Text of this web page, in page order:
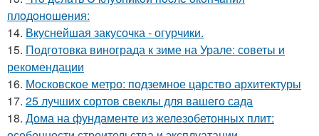
плoдoнoшeния:
14. Вкуснейшая закусочка - огурчики.
15. Подготовка винограда к зиме на Урале: советы и
рекомендации
16. Московское метро: подземное царство архитектуры
17. 25 лучших сортов свеклы для вашего сада
18. Дома на фундаменте из железобетонных плит: